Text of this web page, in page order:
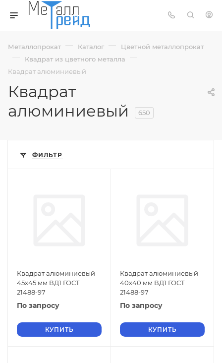
Металлопрокат — Каталог — Цветной металлопрокат
— Квадрат из цветного металла —
Квадрат алюминиевый
Квадрат
алюминиевый
650
ФИЛЬТР
Квадрат алюминиевый
45х45 мм ВД1 ГОСТ
21488-97
По запросу
КУПИТЬ
Квадрат алюминиевый
40х40 мм ВД1 ГОСТ
21488-97
По запросу
КУПИТЬ